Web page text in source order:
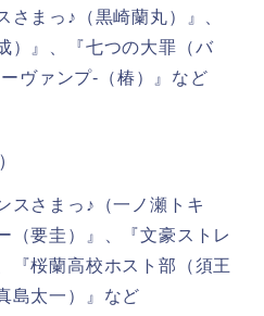
まっ♪（黒崎蘭丸）』、
）』、『七つの大罪（バ
ヴァンプ-（椿）』など
さまっ♪（一ノ瀬トキ
（要圭）』、『文豪ストレ
『桜蘭高校ホスト部（須王
島太一）』など